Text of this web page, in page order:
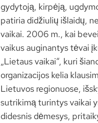
gydytoją, kirpėją,
patiria didžiulių išlaidų,
vaikai. 2006 m., kai
vaikus auginantys tėvai
„Lietaus vaikai“, kuri
organizacijos kelia
Lietuvos regionuose,
sutrikimą turintys vaikai
didesnis dėmesys,